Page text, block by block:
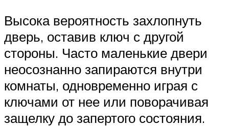
Высока вероятность захлопнуть
дверь, оставив ключ с другой
стороны. Часто маленькие двери
неосознанно запираются внутри
комнаты, одновременно играя с
ключами от нее или поворачивая
защелку до запертого состояния.